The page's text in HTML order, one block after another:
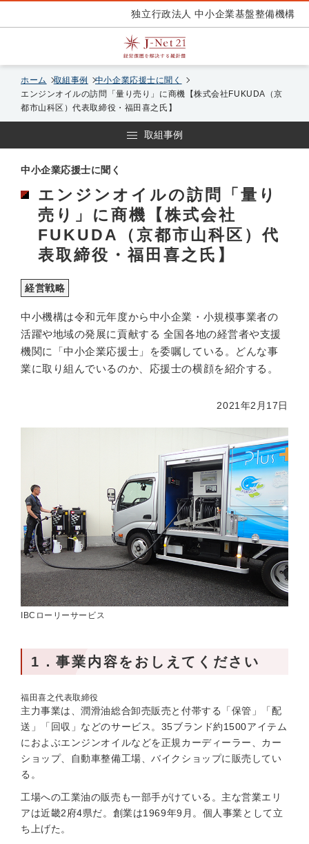
独立行政法人 中小企業基盤整備機構
ホーム 取組事例
中小企業応援士に聞く
エンジンオイルの訪問「量り売り」に商機【株式会社FUKUDA（京
都市山科区）代表取締役・福田喜之氏】
取組事例
中小企業応援士に聞く
エンジンオイルの訪問「量り
売り」に商機【株式会社
FUKUDA（京都市山科区）代
表取締役・福田喜之氏】
経営戦略
中小機構は令和元年度から中小企業・小規模事業者の
活躍や地域の発展に貢献する 全国各地の経営者や支援
機関に「中小企業応援士」を委嘱している。どんな事
業に取り組んでいるのか、応援士の横顔を紹介する。
2021年2月17日
IBCローリーサービス
1．事業内容をおしえてください
福田喜之代表取締役
主力事業は、潤滑油総合卸売販売と付帯する「保管」「配
送」「回収」などのサービス。35ブランド約1500アイテム
におよぶエンジンオイルなどを正規カーディーラー、カー
ショップ、自動車整備工場、バイクショップに販売してい
る。
工場への工業油の販売も一部手がけている。主な営業エリ
アは近畿2府4県だ。創業は1969年9月。個人事業として立
ち上げた。